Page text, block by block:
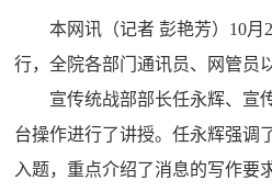
本网讯（记者 彭艳芳）10
行，全院各部门通讯员、网管员
宣传统战部部长任永辉、宣
台操作进行了讲授。任永辉强调
入题，重点介绍了消息的写作要